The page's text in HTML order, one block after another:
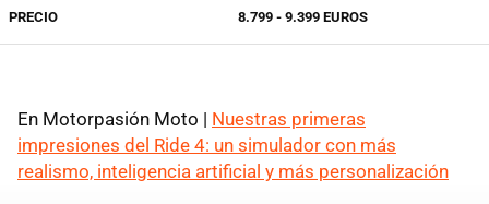
PRECIO 8.799 - 9.399 EUROS
En Motorpasión Moto | Nuestras primeras
impresiones del Ride 4: un simulador con más
realismo, inteligencia artificial y más personalización